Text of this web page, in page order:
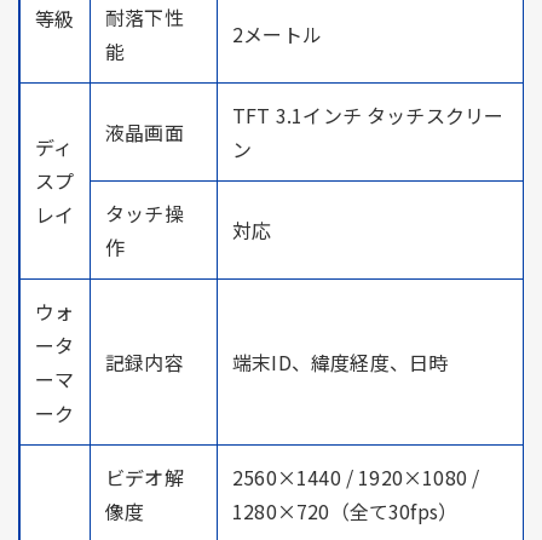
等級
耐落下性
能
2メートル
ディ
スプ
レイ
液晶画面
TFT 3.1インチ タッチスクリー
ン
タッチ操
作
対応
ウォ
ータ
ーマ
ーク
記録内容 端末ID、緯度経度、日時
ビデオ解
像度
2560×1440 / 1920×1080 /
1280×720（全て30fps）